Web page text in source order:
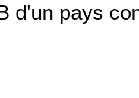
d'un pays